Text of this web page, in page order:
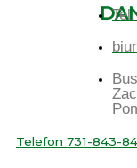
Telefon 731-843-